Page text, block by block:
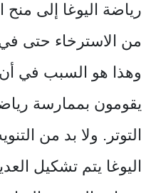
رياضة اليوغا إلى منح
من الاسترخاء حتى في
وهذا هو السبب في أن
يقومون بممارسة
التوتر. ولا بد من
اليوغا يتم تشكيل